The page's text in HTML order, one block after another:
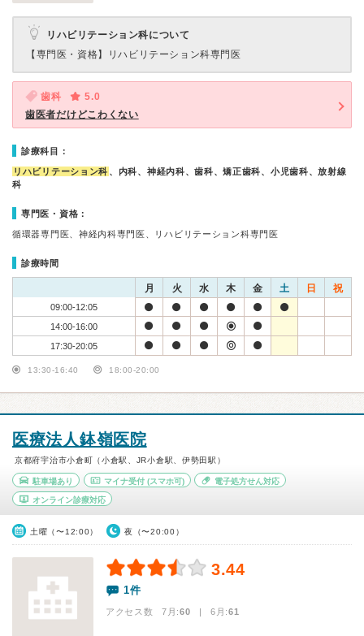
リハビリテーション科について
【専門医・資格】
リハビリテーション科専門医
歯科
5.0
歯医者だけどこわくない
診療科目：
リハビリテーション科 、内科、神経内科、歯科、矯正歯科、小児歯科、放射線
科
専門医・資格：
循環器専門医、神経内科専門医、リハビリテーション科専門医
診療時間
月 火 水 木 金 土 日 祝
09:00-12:05
14:00-16:00
17:30-20:05
13:30-16:40 18:00-20:00
医療法人鉢嶺医院
京都府宇治市小倉町（小倉駅、JR小倉駅、伊勢田駅）
駐車場あり マイナ受付(スマホ可) 電子処方せん対応
オンライン診療対応
土曜（〜12:00） 夜（〜20:00）
3.44
1件
アクセス数 7月:60 | 6月:61